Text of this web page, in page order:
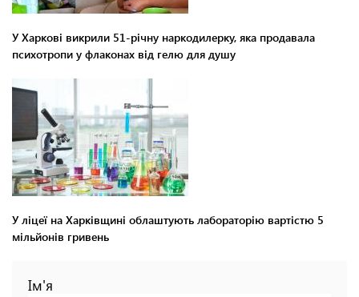
У Харкові викрили 51-річну наркодилерку, яка продавала
психотропи у флаконах від гелю для душу
У ліцеї на Харківщині облаштують лабораторію вартістю 5
мільйонів гривень
Ім'я